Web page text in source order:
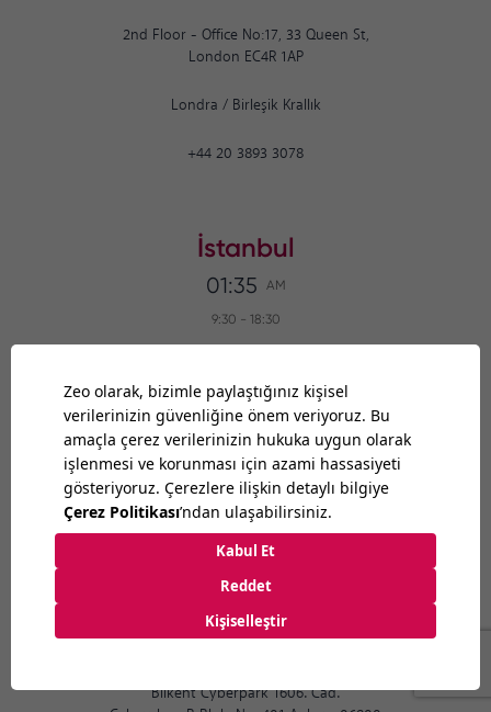
2nd Floor - Office No:17, 33 Queen St,
London EC4R 1AP
Londra / Birleşik Krallık
+44 20 3893 3078
İstanbul
01:35 AM
9:30 - 18:30
Şefik Bey Sk. No:3, 34724
İstanbul/ Türkiye
+90 216 336 90 37
Ankara
01:35 AM
Bilkent Cyberpark 1606. Cad.